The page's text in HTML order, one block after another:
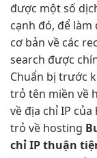
được một số
cạnh đó, để làm
cơ bản về các
search được
Chuẩn bị trước
trỏ tên miền về
về địa chỉ IP
trỏ về hosting
chỉ IPthuận